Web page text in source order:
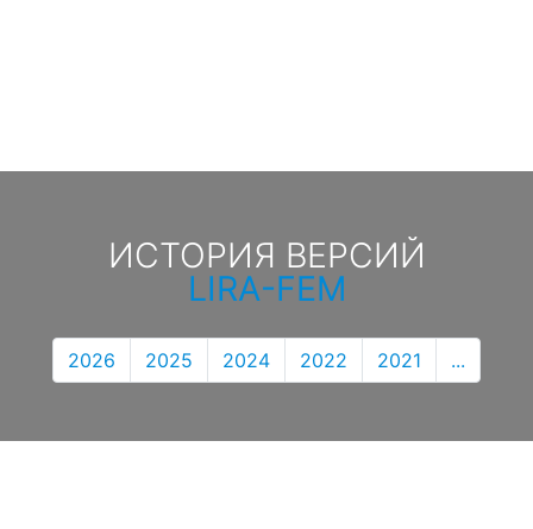
ИСТОРИЯ ВЕРСИЙ
LIRA-FEM
2026 2025 2024 2022 2021 ...